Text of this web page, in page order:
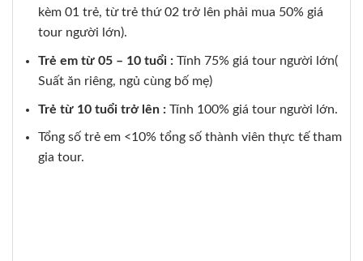
kèm 01 trẻ, từ trẻ thứ 02 trở lên phải mua 50% giá
tour người lớn).
Trẻ em từ 05 – 10 tuổi :Tính 75% giá tour người lớn(
Suất ăn riêng, ngủ cùng bố mẹ)
Trẻ từ 10 tuổi trở lên :Tính 100% giá tour người lớn.
Tổng số trẻ em <10% tổng số thành viên thực tế tham
gia tour.